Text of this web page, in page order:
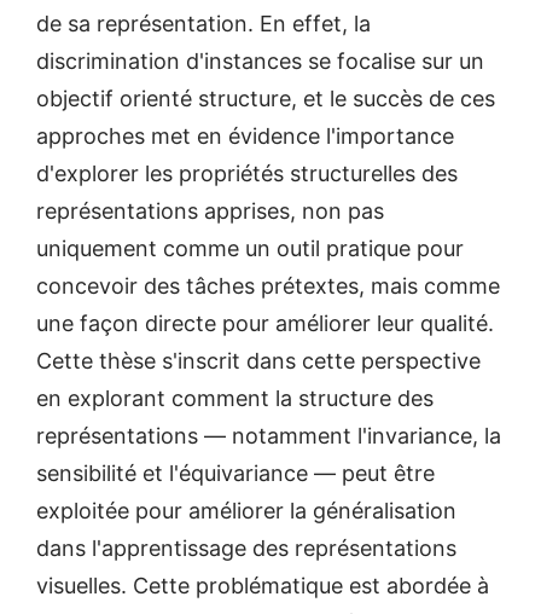
de sa représentation. En effet, la
discrimination d'instances se focalise sur un
objectif orienté structure, et le succès de ces
approches met en évidence l'importance
d'explorer les propriétés structurelles des
représentations apprises, non pas
uniquement comme un outil pratique pour
concevoir des tâches prétextes, mais comme
une façon directe pour améliorer leur qualité.
Cette thèse s'inscrit dans cette perspective
en explorant comment la structure des
représentations — notamment l'invariance, la
sensibilité et l'équivariance — peut être
exploitée pour améliorer la généralisation
dans l'apprentissage des représentations
visuelles. Cette problématique est abordée à